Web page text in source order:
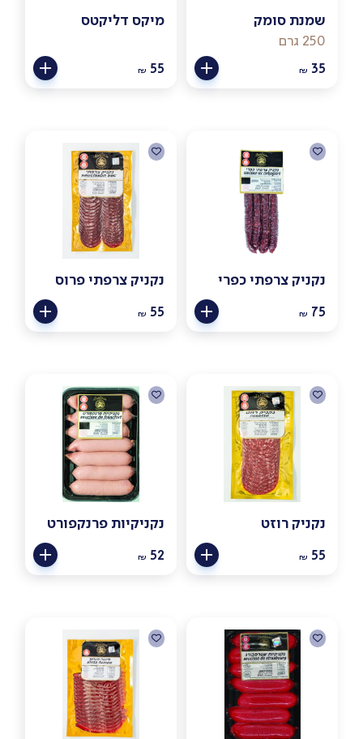
שמנת סומק
250 גרם
₪ 35
מיקס דליקטס
₪ 55
נקניק צרפתי כפרי
₪ 75
נקניק צרפתי פרוס
₪ 55
נקניק רוזט
₪ 55
נקניקיות פרנקפורט
₪ 52